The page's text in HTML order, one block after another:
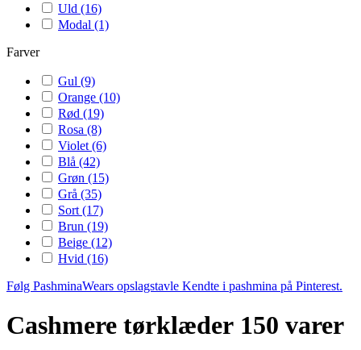
Uld (16)
Modal (1)
Farver
Gul (9)
Orange (10)
Rød (19)
Rosa (8)
Violet (6)
Blå (42)
Grøn (15)
Grå (35)
Sort (17)
Brun (19)
Beige (12)
Hvid (16)
Følg PashminaWears opslagstavle Kendte i pashmina på Pinterest.
Cashmere tørklæder 150 varer